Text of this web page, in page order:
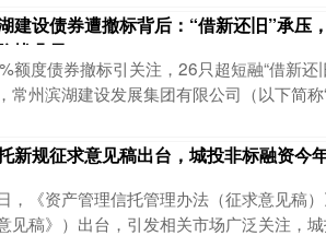
万亿元，地方政府债务余额约54.82万亿
国债余额和地方政府债务余额组成，因此
年末中国政府债务余额约为96.05万亿元
，中国对政府债务
建设债券遭撤标背后：“借新还旧”承压
忧凸显
额度债券撤标引关注，26只超短融“借新
常州滨湖建设发展集团有限公司（以下简称
行金额为2.00亿元，申购区间为1.5%-2%
存量有息债务。在申购结束前一小时内，
南农村商业银行股份有限公司，分别以
撤标3000.
新规征求意见稿出台，城投非标融资今
，《资产管理信托管理办法（征求意见稿
见稿》）出台，引发相关市场广泛关注，